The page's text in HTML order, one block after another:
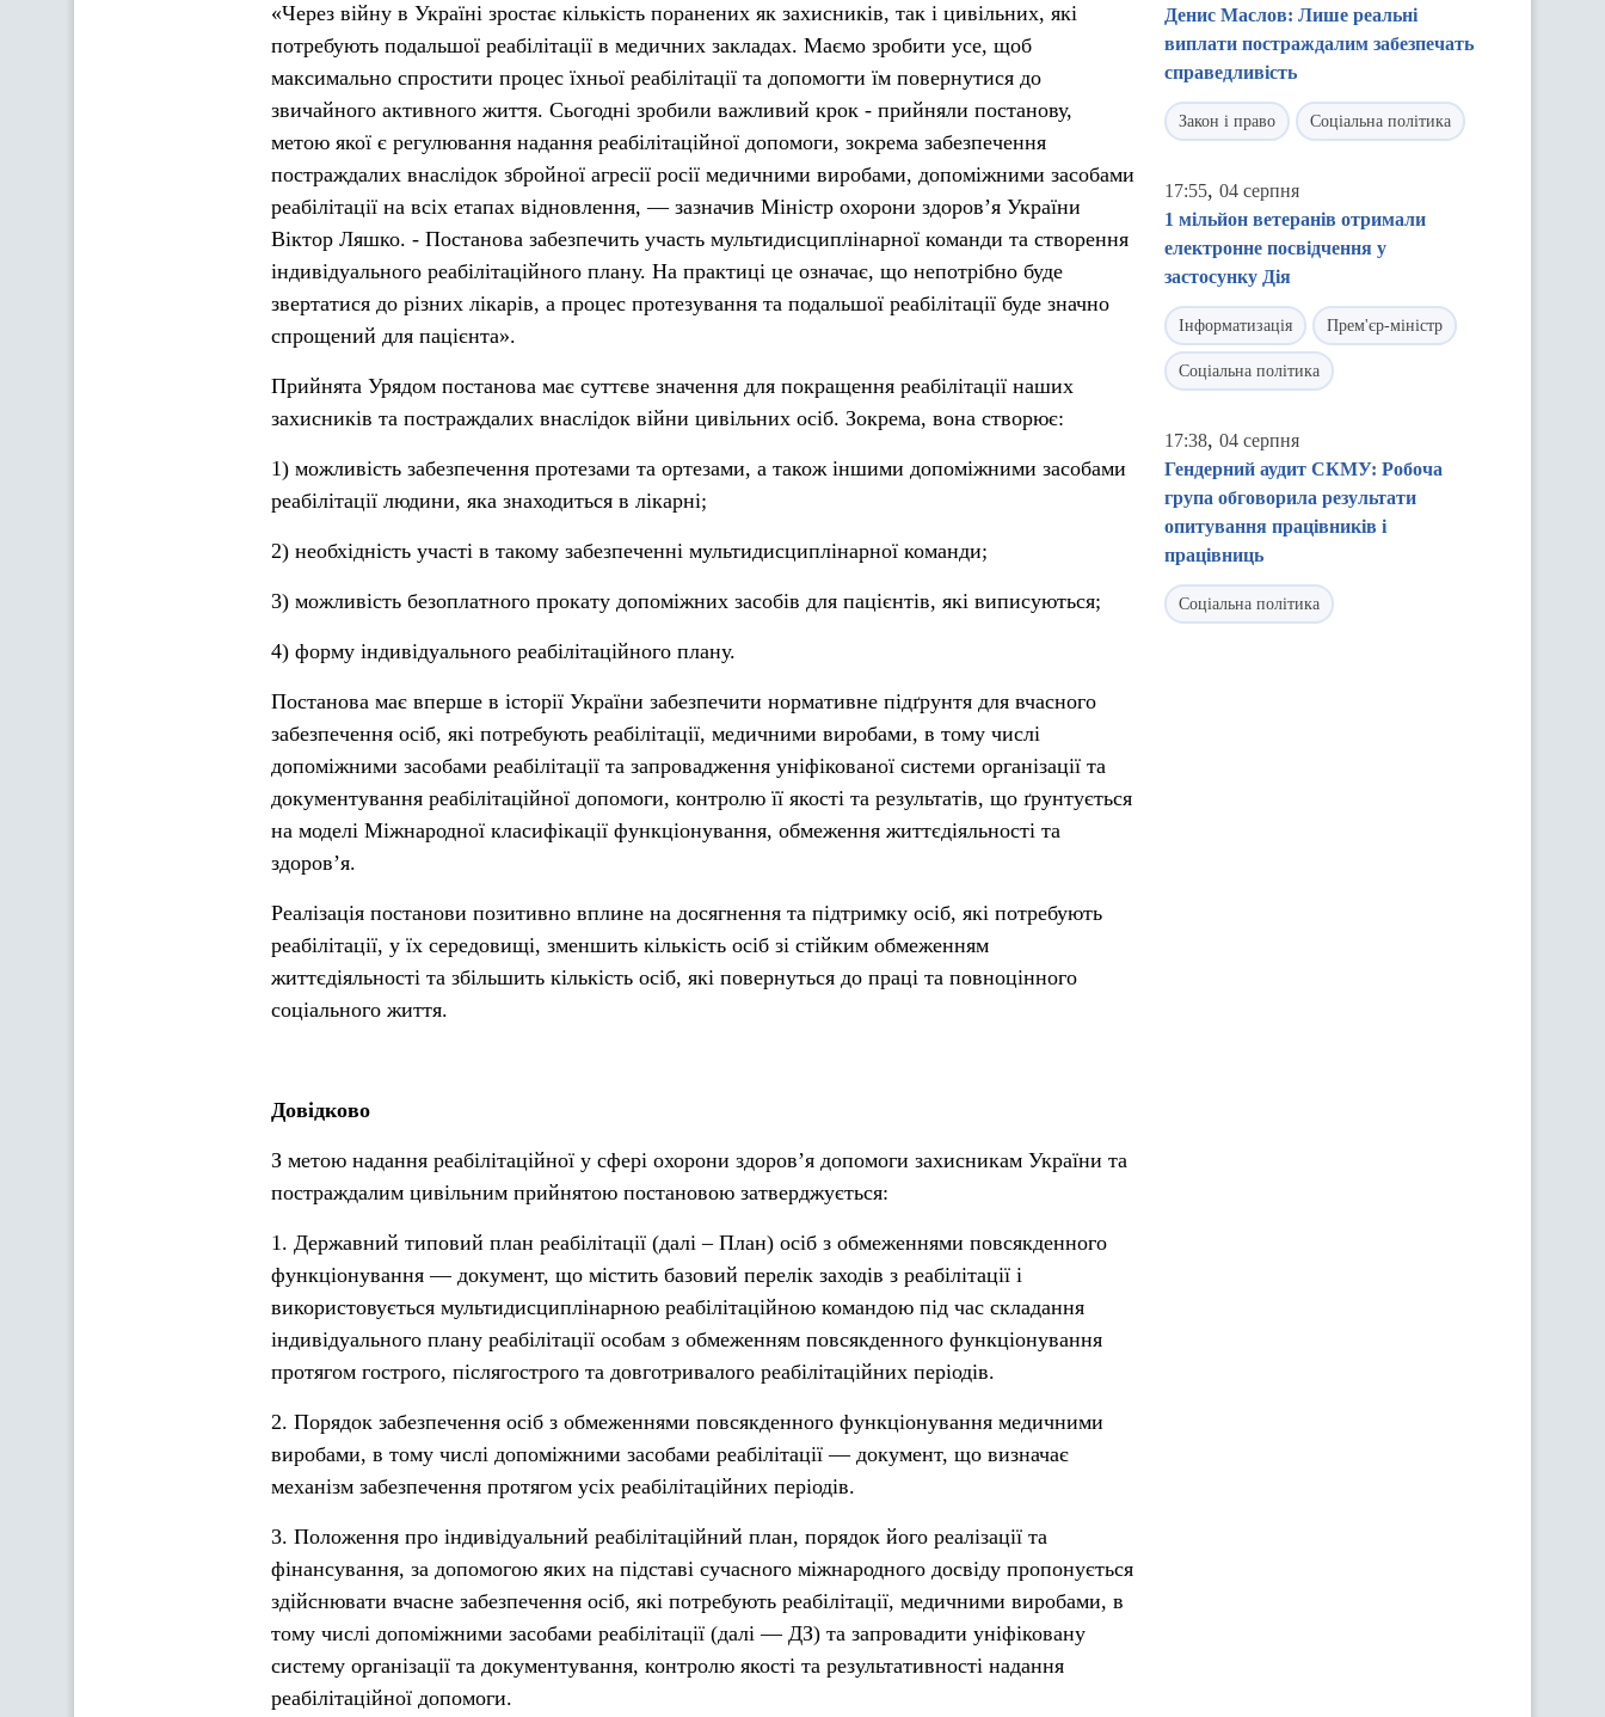
«Через війну в Україні зростає кількість поранених як захисників, так і цивільних, які
потребують подальшої реабілітації в медичних закладах. Маємо зробити усе, щоб
максимально спростити процес їхньої реабілітації та допомогти їм повернутися до
звичайного активного життя. Сьогодні зробили важливий крок - прийняли постанову,
метою якої є регулювання надання реабілітаційної допомоги, зокрема забезпечення
постраждалих внаслідок збройної агресії росії медичними виробами, допоміжними засобами
реабілітації на всіх етапах відновлення, — зазначив Міністр охорони здоровʼя України
Віктор Ляшко. - Постанова забезпечить участь мультидисциплінарної команди та створення
індивідуального реабілітаційного плану. На практиці це означає, що непотрібно буде
звертатися до різних лікарів, а процес протезування та подальшої реабілітації буде значно
спрощений для пацієнта».
Прийнята Урядом постанова має суттєве значення для покращення реабілітації наших
захисників та постраждалих внаслідок війни цивільних осіб. Зокрема, вона створює:
1) можливість забезпечення протезами та ортезами, а також іншими допоміжними засобами
реабілітації людини, яка знаходиться в лікарні;
2) необхідність участі в такому забезпеченні мультидисциплінарної команди;
3) можливість безоплатного прокату допоміжних засобів для пацієнтів, які виписуються;
4) форму індивідуального реабілітаційного плану.
Постанова має вперше в історії України забезпечити нормативне підґрунтя для вчасного
забезпечення осіб, які потребують реабілітації, медичними виробами, в тому числі
допоміжними засобами реабілітації та запровадження уніфікованої системи організації та
документування реабілітаційної допомоги, контролю її якості та результатів, що ґрунтується
на моделі Міжнародної класифікації функціонування, обмеження життєдіяльності та
здоров’я.
Реалізація постанови позитивно вплине на досягнення та підтримку осіб, які потребують
реабілітації, у їх середовищі, зменшить кількість осіб зі стійким обмеженням
життєдіяльності та збільшить кількість осіб, які повернуться до праці та повноцінного
соціального життя.
Довідково
З метою надання реабілітаційної у сфері охорони здоровʼя допомоги захисникам України та
постраждалим цивільним прийнятою постановою затверджується:
1. Державний типовий план реабілітації (далі – План) осіб з обмеженнями повсякденного
функціонування — документ, що містить базовий перелік заходів з реабілітації і
використовується мультидисциплінарною реабілітаційною командою під час складання
індивідуального плану реабілітації особам з обмеженням повсякденного функціонування
протягом гострого, післягострого та довготривалого реабілітаційних періодів.
2. Порядок забезпечення осіб з обмеженнями повсякденного функціонування медичними
виробами, в тому числі допоміжними засобами реабілітації — документ, що визначає
механізм забезпечення протягом усіх реабілітаційних періодів.
3. Положення про індивідуальний реабілітаційний план, порядок його реалізації та
фінансування, за допомогою яких на підставі сучасного міжнародного досвіду пропонується
здійснювати вчасне забезпечення осіб, які потребують реабілітації, медичними виробами, в
тому числі допоміжними засобами реабілітації (далі — ДЗ) та запровадити уніфіковану
систему організації та документування, контролю якості та результативності надання
реабілітаційної допомоги.
Денис Маслов: Лише реальні
виплати постраждалим забезпечать
справедливість
Закон і право Соціальна політика
17:55, 04 серпня
1 мільйон ветеранів отримали
електронне посвідчення у
застосунку Дія
Інформатизація Прем'єр-міністр
Соціальна політика
17:38, 04 серпня
Гендерний аудит СКМУ: Робоча
група обговорила результати
опитування працівників і
працівниць
Соціальна політика